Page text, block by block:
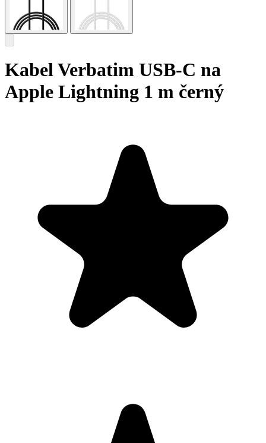
Kabel Verbatim USB-C na
Apple Lightning 1 m černý